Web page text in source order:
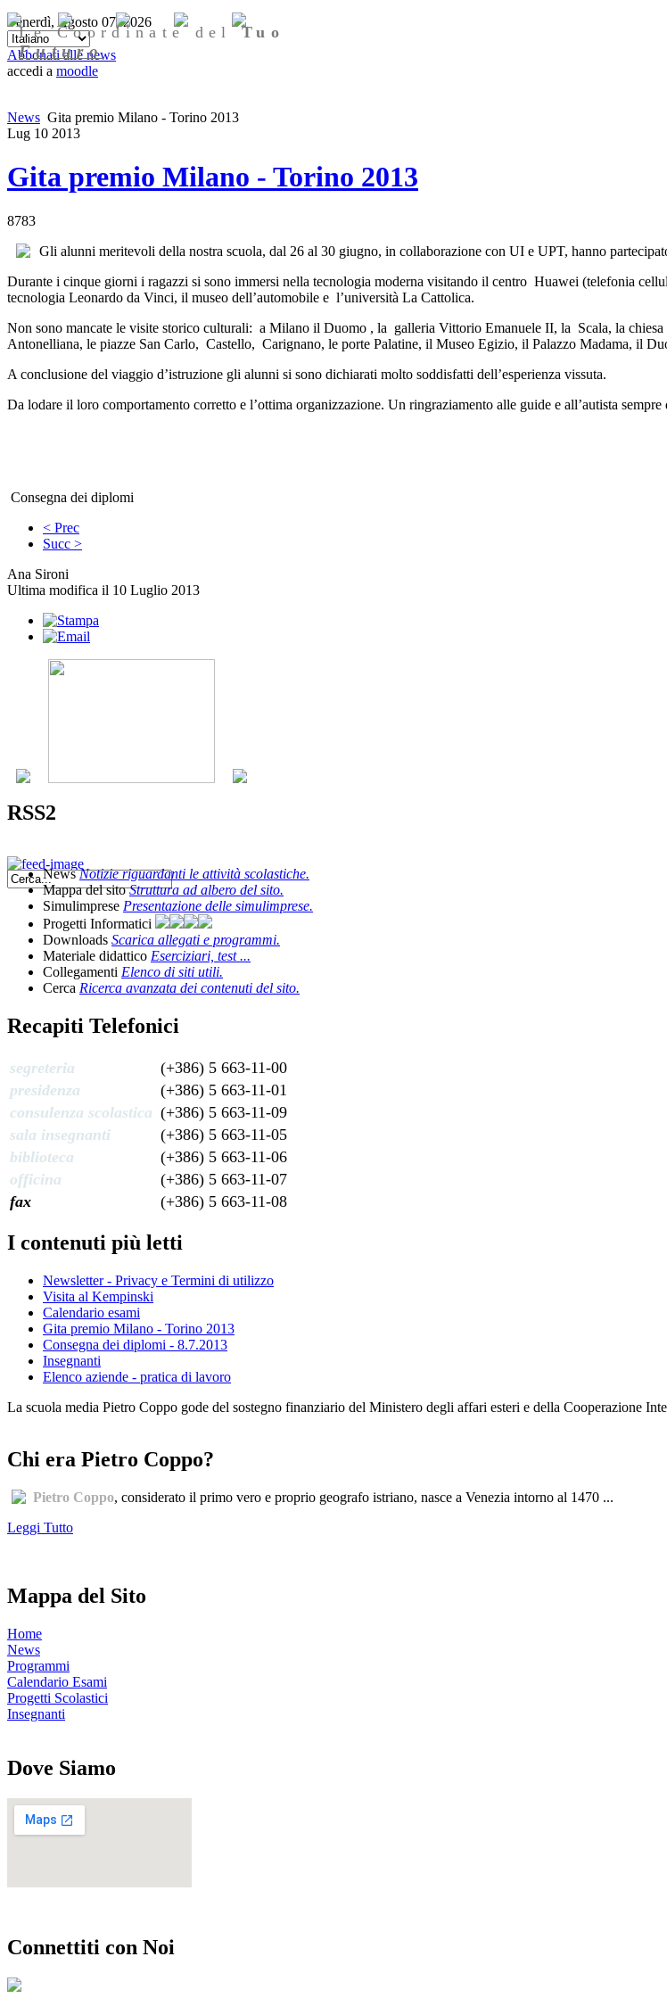
Venerdì, Agosto 07, 2026
Abbonati alle news
accedi a moodle
Le Coordinate delTuo
Futuro
News Gita premio Milano - Torino 2013
Lug 10 2013
Gita premio Milano - Torino 2013
8783
Gli alunni meritevoli della nostra scuola, dal 26 al 30 giugno, in collaborazione con UI e UPT, hanno
Durante i cinque giorni i ragazzi si sono immersi nella tecnologia moderna visitando il centro Huawei (telefonia
tecnologia Leonardo da Vinci, il museo dell’automobile e l’università La Cattolica.
Non sono mancate le visite storico culturali: a Milano il Duomo , la galleria Vittorio Emanuele II, la Scala, la
Antonelliana, le piazze San Carlo, Castello, Carignano, le porte Palatine, il Museo Egizio, il Palazzo Madama, il
A conclusione del viaggio d’istruzione gli alunni si sono dichiarati molto soddisfatti dell’esperienza vissuta.
Da lodare il loro comportamento corretto e l’ottima organizzazione. Un ringraziamento alle guide e all’autista
Consegna dei diplomi
< Prec
Succ >
Ana Sironi
Ultima modifica il 10 Luglio 2013
RSS2
NewsNotizie riguardanti le attività scolastiche.
Mappa del sitoStruttura ad albero del sito.
Simulimprese Presentazione delle simulimprese.
Progetti Informatici
Downloads Scarica allegati e programmi.
Materiale didattico Eserciziari, test ...
Collegamenti Elenco di siti utili.
Cerca Ricerca avanzata dei contenuti del sito.
Recapiti Telefonici
segreteria
(+386) 5 663-11-00
presidenza
(+386) 5 663-11-01
consulenza scolastica (+386) 5 663-11-09
sala insegnanti
(+386) 5 663-11-05
biblioteca
(+386) 5 663-11-06
officina
(+386) 5 663-11-07
fax
(+386) 5 663-11-08
I contenuti più letti
Newsletter - Privacy e Termini di utilizzo
Visita al Kempinski
Calendario esami
Gita premio Milano - Torino 2013
Consegna dei diplomi - 8.7.2013
Insegnanti
Elenco aziende - pratica di lavoro
La scuola media Pietro Coppo gode del sostegno finanziario del Ministero degli affari esteri e della Cooperazione
Chi era Pietro Coppo?
Pietro Coppo, considerato il primo vero e proprio geografo istriano, nasce a Venezia intorno al 1470 ...
Leggi Tutto
Mappa del Sito
Home
News
Programmi
Calendario Esami
Progetti Scolastici
Insegnanti
Dove Siamo
Connettiti con Noi